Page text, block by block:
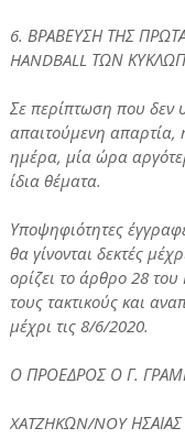
6. ΒΡΑΒΕΥΣΗ ΤΗΣ
HANDBALL ΤΩΝ
Σε περίπτωση που δεν
απαιτούμενη απαρτία,
ημέρα, μία ώρα
ίδια θέματα.
Υποψηφιότητες
θα γίνονται δεκτές
ορίζει το άρθρο 28
τους τακτικούς και
μέχρι τις 8/6/2020.
Ο ΠΡΟΕΔΡΟΣ Ο Γ.
XATZHKΩN/NOY